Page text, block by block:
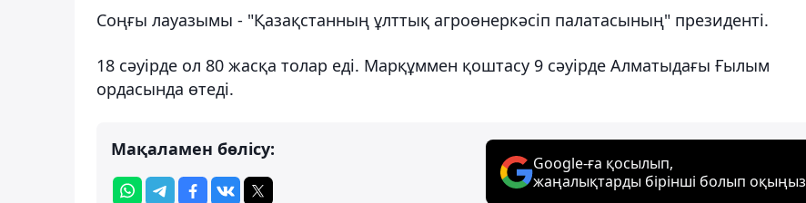
Соңғы лауазымы - "Қазақстанның ұлттық агроөнеркәсіп палатасының" президенті.
18 сәуірде ол 80 жасқа толар еді. Марқұммен қоштасу 9 сәуірде Алматыдағы Ғылым
ордасында өтеді.
Мақаламен бөлісу:
Google-ға қосылып,
жаңалықтарды бірінші болып оқыңыз